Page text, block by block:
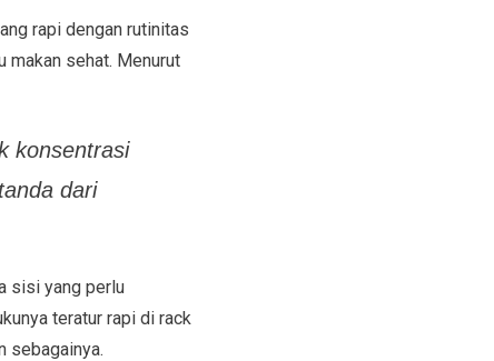
rapi dengan rutinitas
sehat. Menurut
konsentrasi
dari
sisi yang perlu
teratur rapi di rack
sebagainya.